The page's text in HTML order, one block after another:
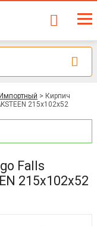
Импортный > Кирпич
215x102x52
Falls
215x102x52